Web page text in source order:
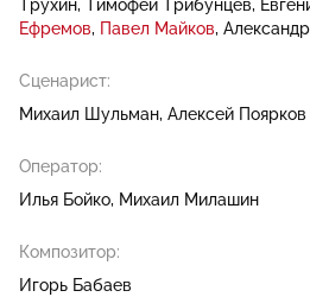
Трухин Тимофей Трибунцев
Ефремов
Павел Майков
Сценарист:
Михаил Шульман Алексей Поярков
Оператор:
Илья Бойко Михаил Милашин
Композитор:
Игорь Бабаев